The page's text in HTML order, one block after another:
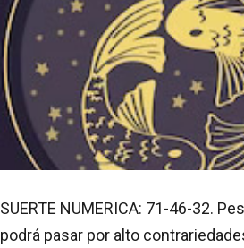
SUERTE NUMERICA: 71-46-32.
podrá pasar por alto